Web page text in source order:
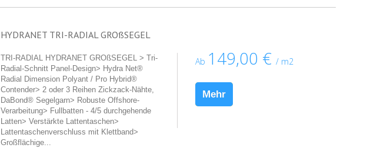
HYDRANET TRI-RADIAL GROßSEGEL
TRI-RADIAL HYDRANET GROßSEGEL > Tri-
Radial-Schnitt Panel-Design> Hydra Net®
Radial Dimension Polyant / Pro Hybrid®
Contender> 2 oder 3 Reihen Zickzack-Nähte,
DaBond® Segelgarn> Robuste Offshore-
Verarbeitung> Fullbatten - 4/5 durchgehende
Latten> Verstärkte Lattentaschen>
Lattentaschenverschluss mit Klettband>
Großflächige...
Ab 149,00 € / m2
Mehr